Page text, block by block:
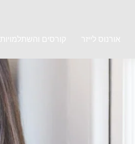
אורנוס לייזר קורסים והשתלמויות